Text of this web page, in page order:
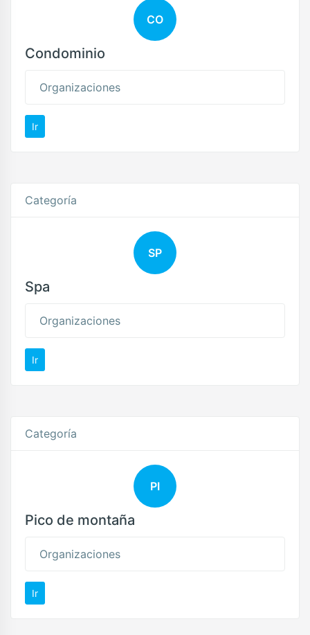
CO
Condominio
Organizaciones
Ir
Categoría
SP
Spa
Organizaciones
Ir
Categoría
PI
Pico de montaña
Organizaciones
Ir